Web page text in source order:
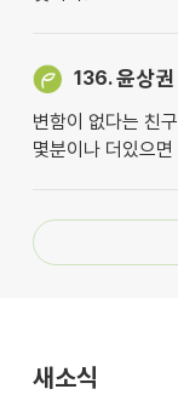
136.윤상권
변함이 없다는 친
몇분이나 더있으
새소식